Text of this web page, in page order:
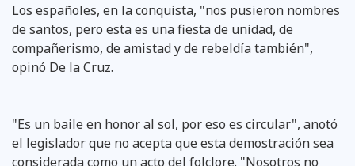
Los españoles, en la conquista, "nos pusieron nombres
de santos, pero esta es una fiesta de unidad, de
compañerismo, de amistad y de rebeldía también",
opinó De la Cruz.
"Es un baile en honor al sol, por eso es circular", anotó
el legislador que no acepta que esta demostración sea
considerada como un acto del folclore. "Nosotros no